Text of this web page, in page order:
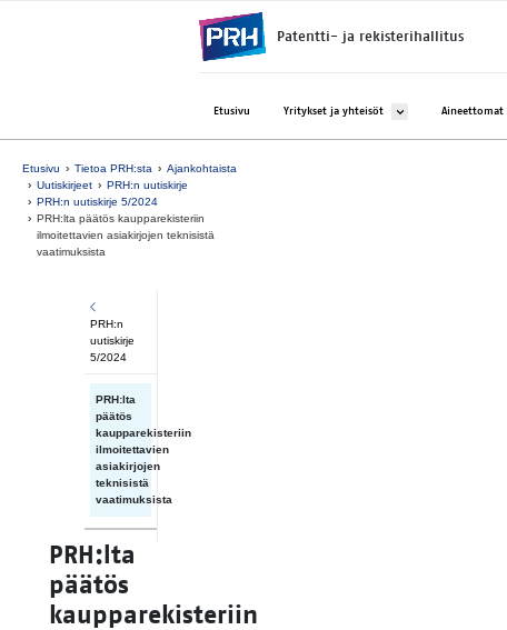
Patentti- ja rekisterihallitus
Etusivu Yritykset ja yhteisöt Avaa alavalikkoAineettomat
Etusivu Tietoa PRH:sta
Ajankohtaista
Uutiskirjeet
PRH:n uutiskirje
PRH:n uutiskirje 5/2024
PRH:lta päätös kaupparekisteriin
ilmoitettavien asiakirjojen teknisistä
vaatimuksista
PRH:lta
päätös
kaupparekisteriin
PRH:n
uutiskirje
5/2024
PRH:lta
päätös
kaupparekisteriin
ilmoitettavien
asiakirjojen
teknisistä
vaatimuksista